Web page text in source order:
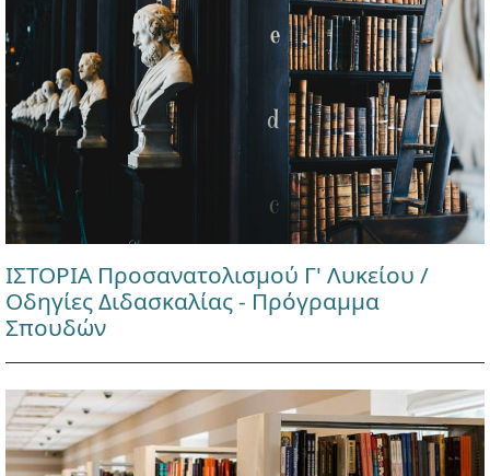
ΙΣΤΟΡΙΑ Προσανατολισμού Γ' Λυκείου /
Οδηγίες Διδασκαλίας - Πρόγραμμα
Σπουδών